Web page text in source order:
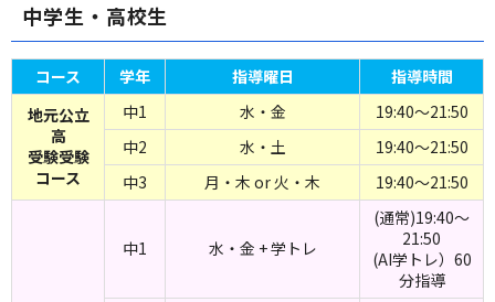
中学生・高校生
コース 学年 指導曜日
指導時間
地元公立
高
受験受験
コース
中1 水・金
19:40～21:50
中2
水・土
19:40～21:50
中3
月・木 or 火・木 19:40～21:50
中1 水・金 + 学トレ
(通常)19:40～
21:50
(AI学トレ）60
分指導